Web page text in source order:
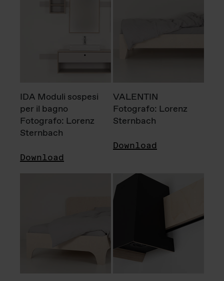
IDA Moduli sospesi
per il bagno
Fotografo: Lorenz
Sternbach
Download
VALENTIN
Fotografo: Lorenz
Sternbach
Download